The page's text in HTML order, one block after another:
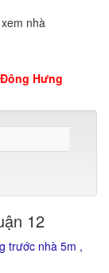
nhà
Hưng
12
trước nhà 5m ,